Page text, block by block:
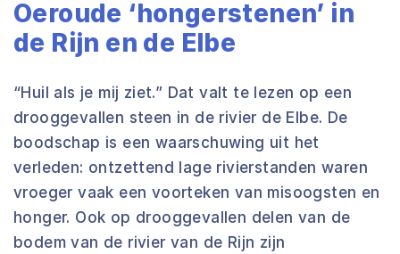
Oeroude ‘hongerstenen’ in
de Rijn en de Elbe
“Huil als je mij ziet.” Dat valt te lezen op een
drooggevallen steen in de rivier de Elbe. De
boodschap is een waarschuwing uit het
verleden: ontzettend lage rivierstanden waren
vroeger vaak een voorteken van misoogsten en
honger. Ook op drooggevallen delen van de
bodem van de rivier van de Rijn zijn